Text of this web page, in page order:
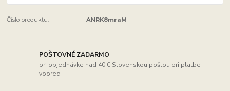
Číslo produktu: ANRK8mraM
POŠTOVNÉ ZADARMO
pri objednávke nad 40 € Slovenskou poštou pri platbe
vopred